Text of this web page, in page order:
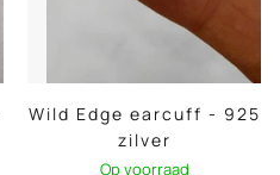
Wild Edge earcuff - 925
zilver
Op voorraad